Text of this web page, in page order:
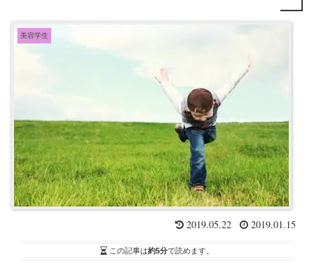
美容学生
2019.05.22 2019.01.15
この記事は約5分で読めます。